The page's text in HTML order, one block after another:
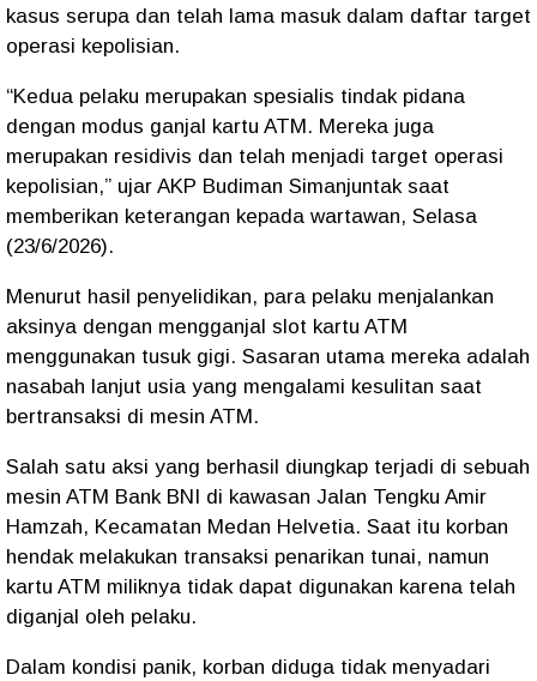
kasus serupa dan telah lama masuk dalam daftar target
operasi kepolisian.
“Kedua pelaku merupakan spesialis tindak pidana
dengan modus ganjal kartu ATM. Mereka juga
merupakan residivis dan telah menjadi target operasi
kepolisian,” ujar AKP Budiman Simanjuntak saat
memberikan keterangan kepada wartawan, Selasa
(23/6/2026).
Menurut hasil penyelidikan, para pelaku menjalankan
aksinya dengan mengganjal slot kartu ATM
menggunakan tusuk gigi. Sasaran utama mereka adalah
nasabah lanjut usia yang mengalami kesulitan saat
bertransaksi di mesin ATM.
Salah satu aksi yang berhasil diungkap terjadi di sebuah
mesin ATM Bank BNI di kawasan Jalan Tengku Amir
Hamzah, Kecamatan Medan Helvetia. Saat itu korban
hendak melakukan transaksi penarikan tunai, namun
kartu ATM miliknya tidak dapat digunakan karena telah
diganjal oleh pelaku.
Dalam kondisi panik, korban diduga tidak menyadari